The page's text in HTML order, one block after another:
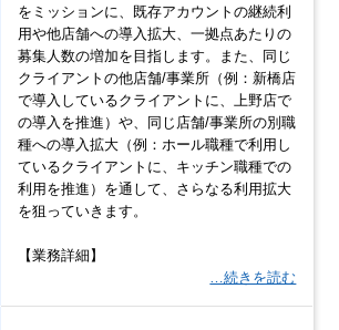
をミッションに、既存アカウントの継続利
用や他店舗への導入拡大、一拠点あたりの
募集人数の増加を目指します。また、同じ
クライアントの他店舗/事業所（例：新橋店
で導入しているクライアントに、上野店で
の導入を推進）や、同じ店舗/事業所の別職
種への導入拡大（例：ホール職種で利用し
ているクライアントに、キッチン職種での
利用を推進）を通して、さらなる利用拡大
を狙っていきます。
【業務詳細】
…続きを読む